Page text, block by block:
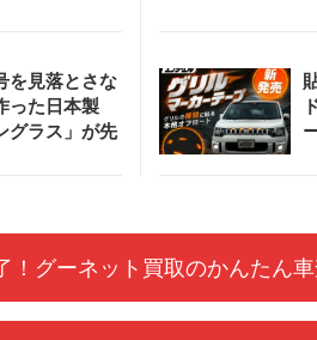
を見落とさな
った日本製
グラス」が先
！グーネット買取のかんたん